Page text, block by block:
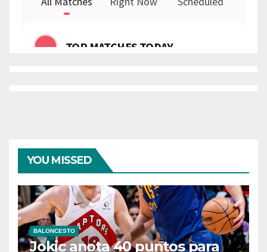
YOU MISSED
BALONCESTO
Jokic anota 40 puntos para